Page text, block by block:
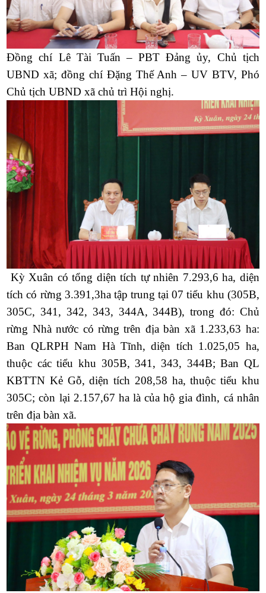
Đồng chí Lê Tài Tuấn – PBT Đảng ủy, Chủ tịch
UBND xã; đồng chí Đặng Thế Anh – UV BTV, Phó
Chủ tịch UBND xã chủ trì Hội nghị.
Kỳ Xuân có tổng diện tích tự nhiên 7.293,6 ha, diện
tích có rừng 3.391,3ha tập trung tại 07 tiểu khu (305B,
305C, 341, 342, 343, 344A, 344B), trong đó: Chủ
rừng Nhà nước có rừng trên địa bàn xã 1.233,63 ha:
Ban QLRPH Nam Hà Tĩnh, diện tích 1.025,05 ha,
thuộc các tiểu khu 305B, 341, 343, 344B; Ban QL
KBTTN Kẻ Gỗ, diện tích 208,58 ha, thuộc tiểu khu
305C; còn lại 2.157,67 ha là của hộ gia đình, cá nhân
trên địa bàn xã.